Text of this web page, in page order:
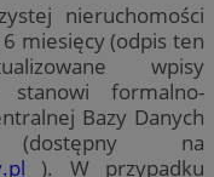
nieruchomości
miesięcy (odpis ten
wpisy
stanowi formalno-
Bazy Danych
(dostępny na
). W przypadku